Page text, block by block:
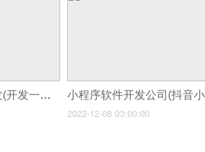
小程序软件公司开发(开发一个小程序需要多长时间)
2022-12-08 03:00:00